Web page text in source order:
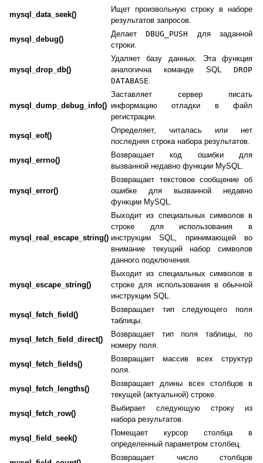
mysql_data_seek()
Ищет произвольную строку в наборе
результатов запросов.
mysql_debug()
ДелаетDBUG_PUSH для заданной
строки.
mysql_drop_db()
Удаляет базу данных. Эта функция
аналогична команде SQL DROP
DATABASE
mysql_dump_debug_info()
Заставляет сервер писать
информацию отладки в файл
регистрации.
mysql_eof()
Определяет, читалась или нет
последняя строка набора результатов.
mysql_errno()
Возвращает код ошибки для
вызванной недавно функции MySQL.
mysql_error()
Возвращает текстовое сообщение об
ошибке для вызванной недавно
функции MySQL.
mysql_real_escape_string()
Выходит из специальных символов в
строке для использования в
инструкции SQL, принимающей во
внимание текущий набор символов
данного подключения.
mysql_escape_string()
Выходит из специальных символов в
строке для использования в обычной
инструкции SQL.
mysql_fetch_field()
Возвращает тип следующего поля
таблицы.
mysql_fetch_field_direct()
Возвращает тип поля таблицы, по
номеру поля.
mysql_fetch_fields()
Возвращает массив всех структур
поля.
mysql_fetch_lengths()
Возвращает длины всех столбцов в
текущей (актуальной) строке.
mysql_fetch_row()
Выбирает следующую строку из
набора результатов.
mysql_field_seek()
Помещает курсор столбца в
определенный параметром столбец.
Возвращает число столбцов